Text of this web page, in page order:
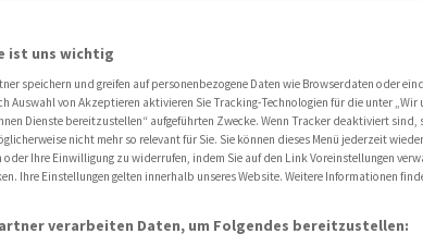
ist uns wichtig
speichern und greifen auf personenbezogene Daten wie Browserdaten oder
Auswahl von Akzeptieren aktivieren Sie Tracking-Technologien für die unter „Wir
Dienste bereitzustellen“ aufgeführten Zwecke. Wenn Tracker deaktiviert sind,
nicht mehr so relevant für Sie. Sie können dieses Menü jederzeit
Ihre Einwilligung zu widerrufen, indem Sie auf den Link Voreinstellungen
Ihre Einstellungen gelten innerhalb unseres Website. Weitere Informationen
verarbeiten Daten, um Folgendes bereitzustellen: